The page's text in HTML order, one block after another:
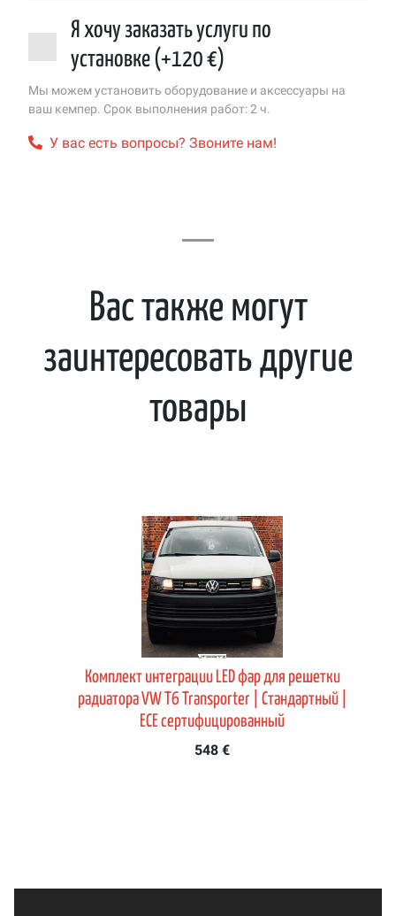
Я хочу заказать услуги по
установке (+120 €)
Мы можем установить оборудование и аксессуары на
ваш кемпер. Срок выполнения работ: 2 ч.
У вас есть вопросы? Звоните нам!
Вас также могут
заинтересовать другие
товары
Комплект интеграции LED фар для решетки
радиатора VW T6 Transporter | Стандартный |
ECE сертифицированный
548 €